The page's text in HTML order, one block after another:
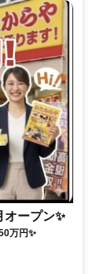
ープン✨
万円✨